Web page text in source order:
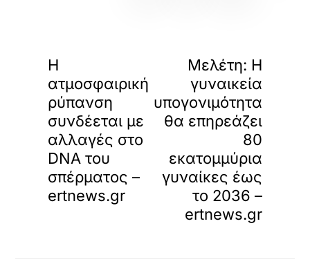
Η
ατμοσφαιρική
ρύπανση
συνδέεται με
αλλαγές στο
DNA του
σπέρματος –
ertnews.gr
Μελέτη: Η
γυναικεία
υπογονιμότητα
θα επηρεάζει
80
εκατομμύρια
γυναίκες έως
το 2036 –
ertnews.gr